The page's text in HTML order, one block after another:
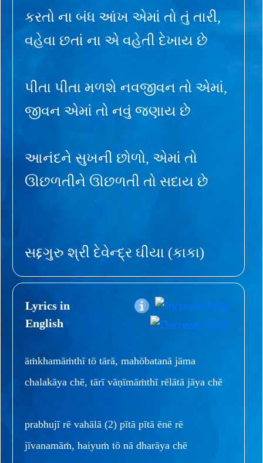
કરતો ના બંધ આંખ એમાં તો તું તારી,
વહેવા છતાં ના એ વહેતી દેખાય છે
પીતા પીતા મળશે નવજીવન તો એમાં,
જીવન એમાં તો નવું જણાય છે
આનંદને સુખની છોળો, એમાં તો
ઊછળતીને ઊછળતી તો સદાય છે
સદ્દગુરુ શ્રી દેવેન્દ્ર ઘીયા (કાકા)
Lyrics in
English
āṁkhamāṁthī tō tārā, mahōbatanā jāma
chalakāya chē, tārī vāṇīmāṁthī rēlātā jāya chē
prabhujī rē vahālā (2) pītā pītā ēnē rē
jīvanamāṁ, haiyuṁ tō nā dharāya chē